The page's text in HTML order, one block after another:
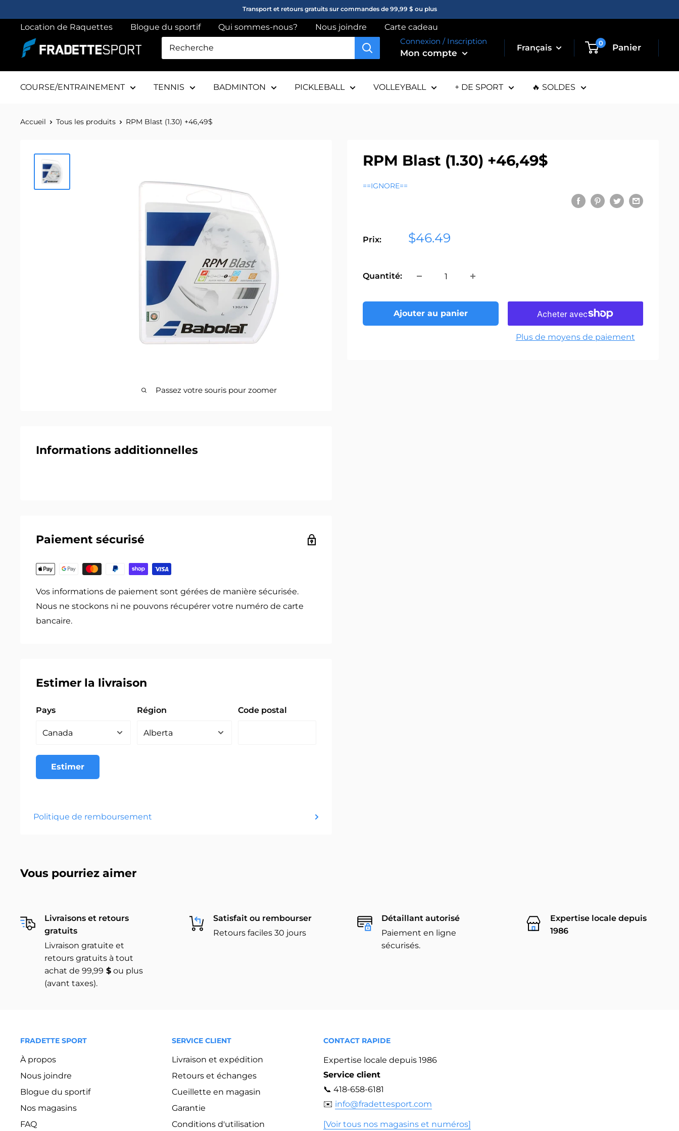
au
contenu
Transport et retours gratuits sur commandes de 99,99 $ ou plus
Location de Raquettes Blogue du sportif Qui sommes-nous? Nous joindre
Carte cadeau
Fradette
sport
Connexion / Inscription
Mon compte
0 Panier
COURSE/ENTRAINEMENT TENNIS BADMINTON PICKLEBALL VOLLEYBALL + DE SPORT 🔥 SOLDES
Accueil Tous les produits RPM Blast (1.30) +46,49$
Passez votre souris pour zoomer
RPM Blast (1.30) +46,49$
==IGNORE==
Prix:
Prix
$46.49
Quantité:
Ajouter au panier
Plus de moyens de paiement
Informations additionnelles
Paiement sécurisé
Vos informations de paiement sont gérées de manière sécurisée.
Nous ne stockons ni ne pouvons récupérer votre numéro de carte
bancaire.
Estimer la livraison
Pays Région Code postal
Estimer
Politique de remboursement
Vous pourriez aimer
Livraisons et retours
gratuits
Livraison gratuite et
retours gratuits à tout
achat de 99,99 $ ou plus
(avant taxes).
Satisfait ou rembourser
Retours faciles 30 jours
Détaillant autorisé
Paiement en ligne
sécurisés.
Expertise locale depuis
1986
FRADETTE SPORT
À propos
Nous joindre
Blogue du sportif
Nos magasins
FAQ
SERVICE CLIENT
Livraison et expédition
Retours et échanges
Cueillette en magasin
Garantie
Conditions d'utilisation
CONTACT RAPIDE
Expertise locale depuis 1986
Service client
📞 418-658-6181
✉️ info@fradettesport.com
[Voir tous nos magasins et numéros]